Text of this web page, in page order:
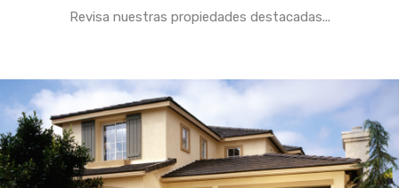
Revisa nuestras propiedades destacadas...